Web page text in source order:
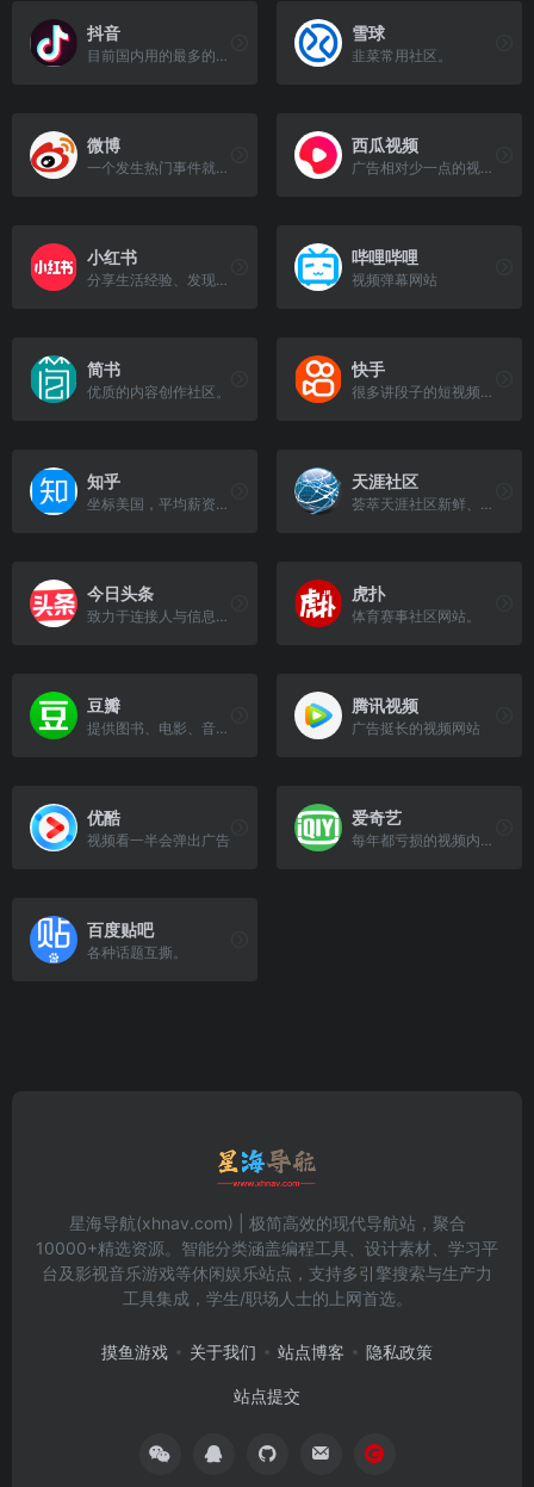
抖音
目前国内用的最多的短视频平台
雪球
韭菜常用社区。
微博
一个发生热门事件就宕机的网站。
西瓜视频
广告相对少一点的视频站
小红书
分享生活经验、发现美好、真实、多元的世界
哔哩哔哩
视频弹幕网站
简书
优质的内容创作社区。
快手
很多讲段子的短视频内容。
知乎
坐标美国，平均薪资百万，质量还行的问答社区
天涯社区
荟萃天涯社区新鲜、火热、有趣的内容
今日头条
致力于连接人与信息，内容丰富。
虎扑
体育赛事社区网站。
豆瓣
提供图书、电影、音乐唱片的推荐、评论和价格比较，以及城市独特的文化生活
腾讯视频
广告挺长的视频网站
优酷
视频看一半会弹出广告
爱奇艺
每年都亏损的视频内容站
百度贴吧
各种话题互撕。
星海导航(xhnav.com) | 极简高效的现代导航站，聚合
10000+精选资源。智能分类涵盖编程工具、设计素材、学习平
台及影视音乐游戏等休闲娱乐站点，支持多引擎搜索与生产力
工具集成，学生/职场人士的上网首选。
摸鱼游戏 关于我们 站点博客 隐私政策
站点提交